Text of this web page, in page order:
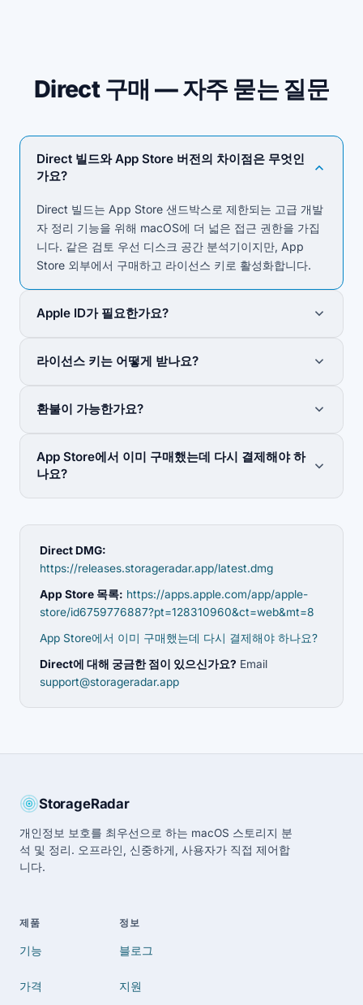
Direct 구매 — 자주 묻는 질문
Direct 빌드와 App Store 버전의 차이점은 무엇인
가요?
Direct 빌드는 App Store 샌드박스로 제한되는 고급 개발
자 정리 기능을 위해 macOS에 더 넓은 접근 권한을 가집
니다. 같은 검토 우선 디스크 공간 분석기이지만, App
Store 외부에서 구매하고 라이선스 키로 활성화합니다.
Apple ID가 필요한가요?
의 계정이 필요하지 않습니다.
라이선스 키는 어떻게 받나요?
메일로 발송됩니다. 스팸 폴더를 확인한 후 설정 → 라이선
환불이 가능한가요?
요청할 수 있습니다.
App Store에서 이미 구매했는데 다시 결제해야 하
나요?
잠금 해제할 수 있습니다. 자세한 내용은 크로스그레이드
페이지를 참고하세요.
Direct DMG:
https://releases.storageradar.app/latest.dmg
App Store 목록: https://apps.apple.com/app/apple-
store/id6759776887?pt=128310960&ct=web&mt=8
App Store에서 이미 구매했는데 다시 결제해야 하나요?
Direct에 대해 궁금한 점이 있으신가요? Email
support@storageradar.app
StorageRadar
개인정보 보호를 최우선으로 하는 macOS 스토리지 분
석 및 정리. 오프라인, 신중하게, 사용자가 직접 제어합
니다.
제품
기능
가격
정보
블로그
지원